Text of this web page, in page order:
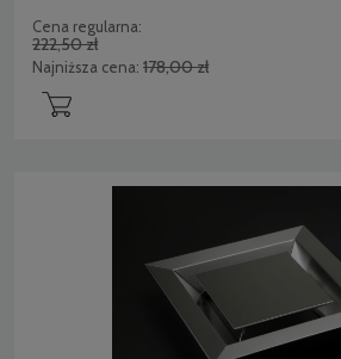
Cena regularna:
222,50 zł
Najniższa cena: 178,00 zł